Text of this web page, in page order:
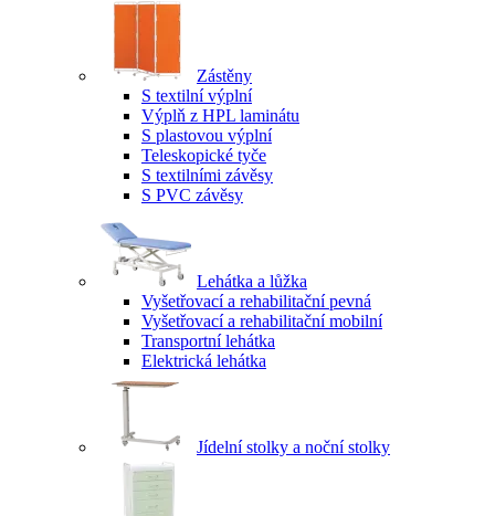
Zástěny
S textilní výplní
Výplň z HPL laminátu
S plastovou výplní
Teleskopické tyče
S textilními závěsy
S PVC závěsy
Lehátka a lůžka
Vyšetřovací a rehabilitační pevná
Vyšetřovací a rehabilitační mobilní
Transportní lehátka
Elektrická lehátka
Jídelní stolky a noční stolky